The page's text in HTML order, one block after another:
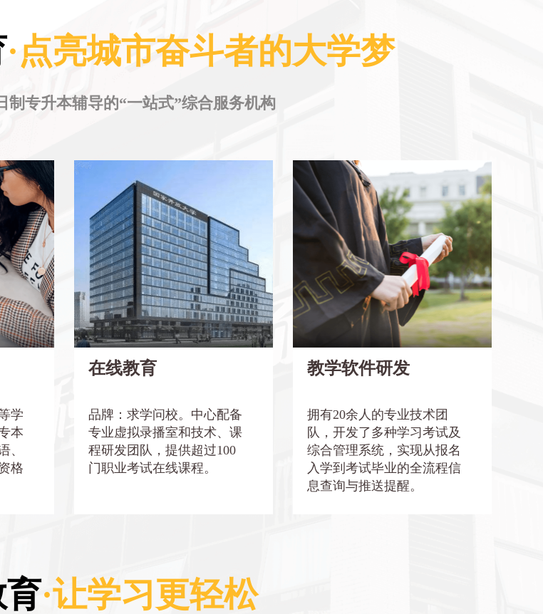
·点亮城市奋斗者的大学梦
制专升本辅导的“一站式”综合服务机构
学
本
、
格
于2006
考、成
涵盖专
与湖
获得
每一
学习
在线教育
品牌：求学问校。中心配备
专业虚拟录播室和技术、课
程研发团队，提供超过100
门职业考试在线课程。
在线教育
中心配备专业虚拟录播室，先进设备确
保在线课程效果卓越。
集结技术、课程研发精英，提供超过
一层楼。
教学软件研发
拥有20余人的专业技术团
队，开发了多种学习考试及
综合管理系统，实现从报名
入学到考试毕业的全流程信
息查询与推送提醒。
教学软件研发
20余人的专业技术团队，运用深厚技术
背景和丰富经验，致力于技术创新。
开发多种学习考试及综合管理系统，功
学习进度、成绩和考试通知。
系统实现报名入学到考试毕业的全流程
信息查询与推送提醒，让学员更加省
心，真正实现学习工作两不误。
了解更多
育·让学习更轻松